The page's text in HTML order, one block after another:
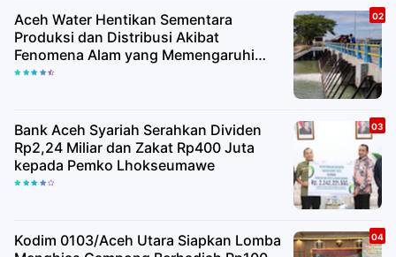
Aceh Water Hentikan Sementara
Produksi dan Distribusi Akibat
Fenomena Alam yang Memengaruhi
Kualitas Air Baku
Bank Aceh Syariah Serahkan Dividen
Rp2,24 Miliar dan Zakat Rp400 Juta
kepada Pemko Lhokseumawe
Kodim 0103/Aceh Utara Siapkan Lomba